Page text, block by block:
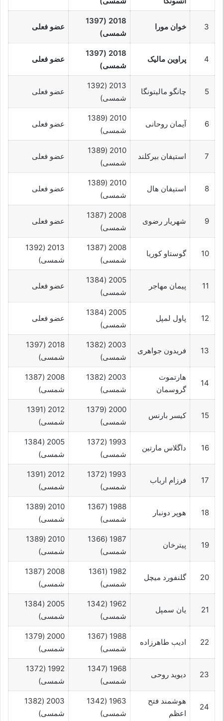
3 خوان مورا
2018 (1397
شمسی)
عضو فعلی
4 پراوین مالیک
2018 (1397
شمسی)
عضو فعلی
چانگو مالیتونگا
2013 (1392
شمسی)
عضو فعلی
6 آیمان روحانی
2010 (1389
شمسی)
عضو فعلی
استیفان بیرکلند
2010 (1389
شمسی)
عضو فعلی
8 استیفان هال
2010 (1389
شمسی)
عضو فعلی
9 شهریار رضوی
2008 (1387
شمسی)
عضو فعلی
10 گوستاو کوریا
2008 (1387
شمسی)
2013 (1392
شمسی)
پیمان مهاجر
2005 (1384
شمسی)
عضو فعلی
پاول لمپل
2005 (1384
شمسی)
عضو فعلی
فریدون جواهری
2003 (1382
شمسی)
2018 (1397
شمسی)
هارتموت
گروسمان
2003 (1382
شمسی)
2008 (1387
شمسی)
کیسر بارنس
2000 (1379
شمسی)
2012 (1391
شمسی)
16 داگلاس مارتین
1993 (1372
شمسی)
2005 (1384
شمسی)
فرزام ارباب
1993 (1372
شمسی)
2012 (1391
شمسی)
18 هوپر دونبار
1988 (1367
شمسی)
2010 (1389
شمسی)
19 پیترخان
1987 (1366
شمسی)
2010 (1389
شمسی)
20 گلنفورد میچل
1982 (1361
شمسی)
2008 (1387
شمسی)
یان سمپل
1962 (1342
شمسی)
2005 (1384
شمسی)
ادیب طاهرزاده
1988 (1367
شمسی)
2000 (1379
شمسی)
دیوید روحی
1968 (1347
شمسی)
1992 (1372
شمسی)
هوشمند فتح
اعظم
1963 (1342
شمسی)
2003 (1382
شمسی)